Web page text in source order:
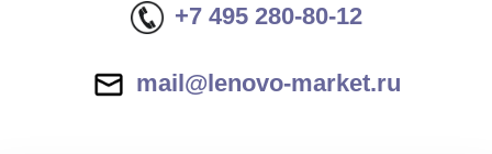
+7 495 280-80-12
mail@lenovo-market.ru